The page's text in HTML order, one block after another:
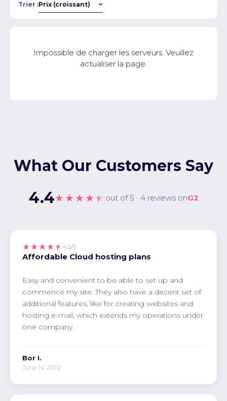
Trier :
Impossible de charger les serveurs. Veuillez
actualiser la page.
What Our Customers Say
4.4★★★★★ out of 5 · 4 reviews onG2
★★★★★ 4.5/5
Affordable Cloud hosting plans
Easy and convenient to be able to set up and
commence my site. They also have a decent set of
additional features, like for creating websites and
hosting e-mail, which extends my operations under
one company.
Bor I.
June 14, 2022